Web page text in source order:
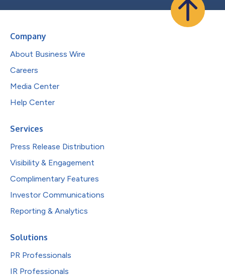
Company
About Business Wire
Careers
Media Center
Help Center
Services
Press Release Distribution
Visibility & Engagement
Complimentary Features
Investor Communications
Reporting & Analytics
Solutions
PR Professionals
IR Professionals